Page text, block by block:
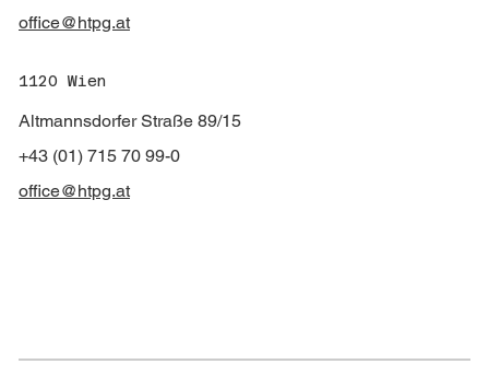
office@htpg.at
1120 Wien
Altmannsdorfer Straße 89/15
+43 (01) 715 70 99-0
office@htpg.at